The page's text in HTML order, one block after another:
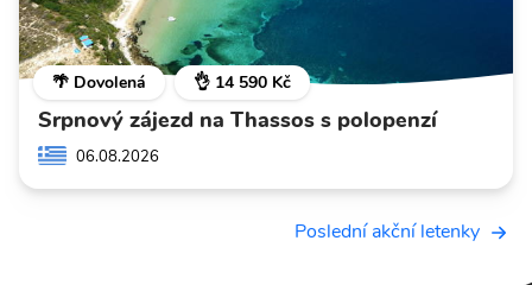
🌴 Dovolená 👌 14 590 Kč
Srpnový zájezd na Thassos s polopenzí
06.08.2026
Poslední akční letenky